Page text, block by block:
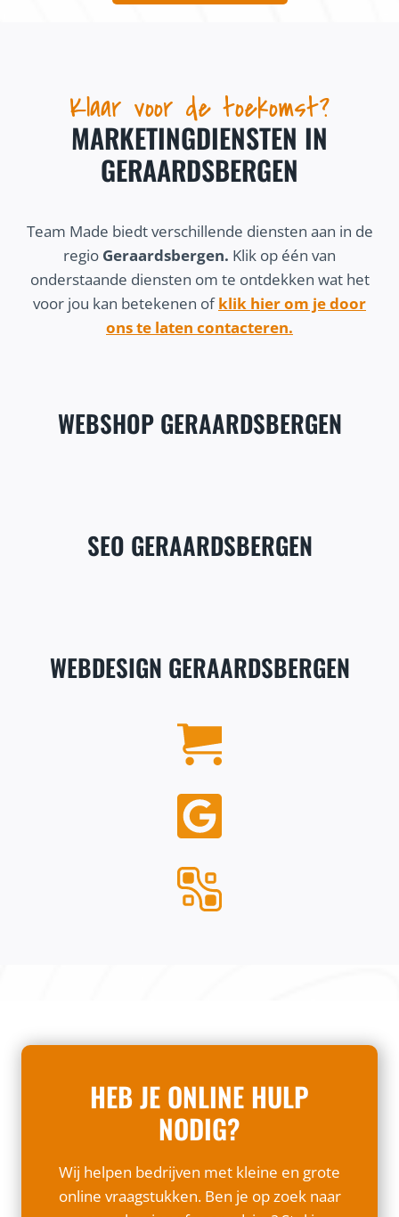
Klaar voor de toekomst?
MARKETINGDIENSTEN IN
GERAARDSBERGEN
Team Made biedt verschillende diensten aan in de
regio Geraardsbergen. Klik op één van
onderstaande diensten om te ontdekken wat het
voor jou kan betekenen ofklik hier om je door
ons te laten contacteren.
WEBSHOP GERAARDSBERGEN
SEO GERAARDSBERGEN
WEBDESIGN GERAARDSBERGEN
HEB JE ONLINE HULP
NODIG?
Wij helpen bedrijven met kleine en grote
online vraagstukken. Ben je op zoek naar